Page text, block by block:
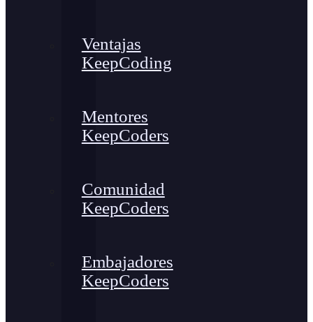
Ventajas
KeepCoding
Mentores
KeepCoders
Comunidad
KeepCoders
Embajadores
KeepCoders